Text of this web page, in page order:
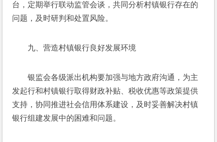
台，定期举行联动监管会谈，共同分析村镇银行存在的
问题，及时研判和处置风险。
九、营造村镇银行良好发展环境
银监会各级派出机构要加强与地方政府沟通，为主
发起行和村镇银行取得财政补贴、税收优惠等政策提供
支持，协同推进社会信用体系建设，及时妥善解决村镇
银行组建发展中的困难和问题。